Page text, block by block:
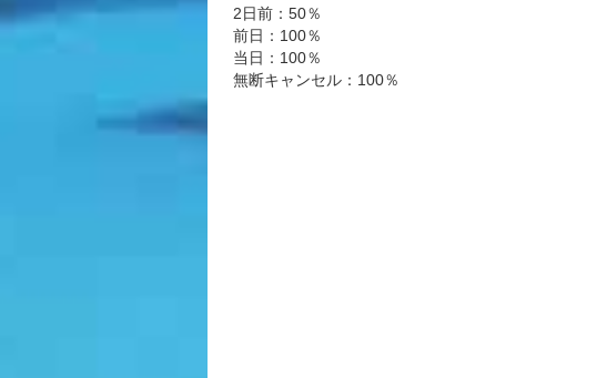
2日前：50％
前日：100％
当日：100％
無断キャンセル：100％